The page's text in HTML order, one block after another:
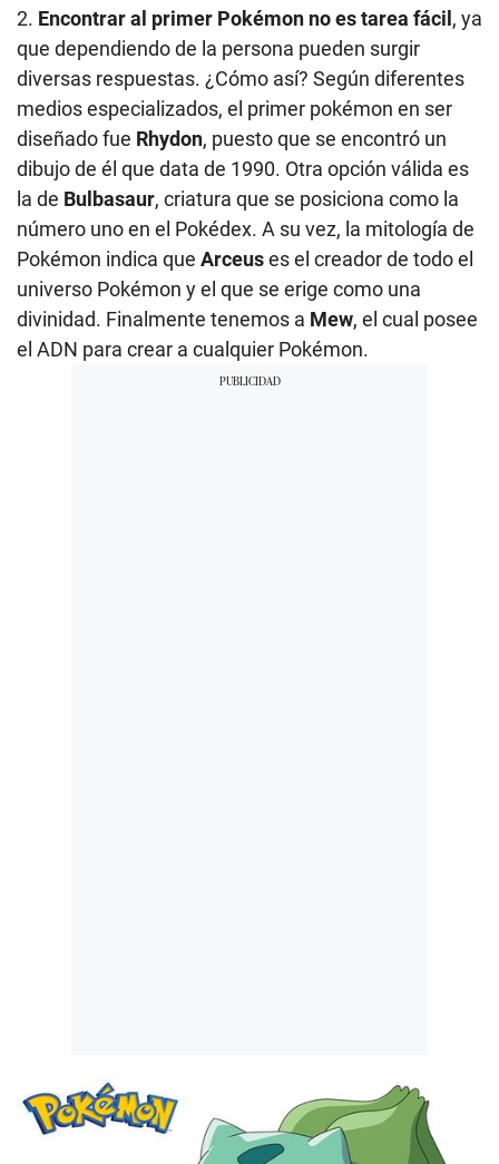
2. Encontrar al primer Pokémon no es tarea fácil , ya
que dependiendo de la persona pueden surgir
diversas respuestas. ¿Cómo así? Según diferentes
medios especializados, el primer pokémon en ser
diseñado fue Rhydon, puesto que se encontró un
dibujo de él que data de 1990. Otra opción válida es
la de Bulbasaur, criatura que se posiciona como la
número uno en el Pokédex. A su vez, la mitología de
Pokémon indica que Arceuses el creador de todo el
universo Pokémon y el que se erige como una
divinidad. Finalmente tenemos a Mew, el cual posee
el ADN para crear a cualquier Pokémon.